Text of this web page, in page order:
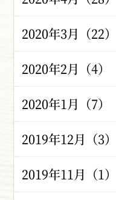
2020年3月（22）
2020年2月（4）
2020年1月（7）
2019年12月（3）
2019年11月（1）